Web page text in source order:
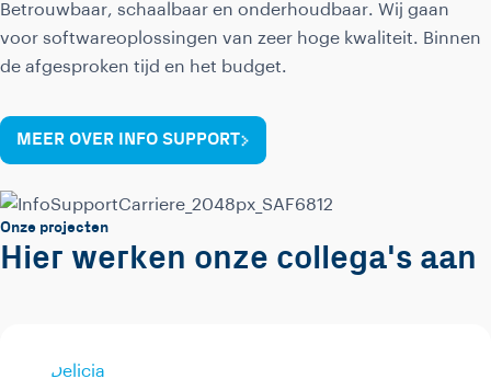
Betrouwbaar, schaalbaar en onderhoudbaar. Wij gaan
voor softwareoplossingen van zeer hoge kwaliteit. Binnen
de afgesproken tijd en het budget.
MEER OVER INFO SUPPORT
Onze projecten
Hier werken onze collega's aan